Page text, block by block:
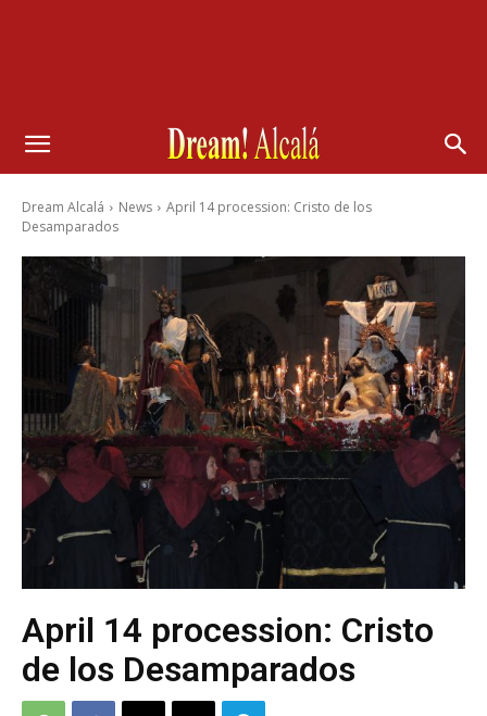
Dream Alcalá News
April 14 procession: Cristo de los
Desamparados
April 14 procession: Cristo
de los Desamparados